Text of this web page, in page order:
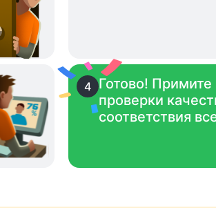
4 Готово! Примите
проверки
соответствия